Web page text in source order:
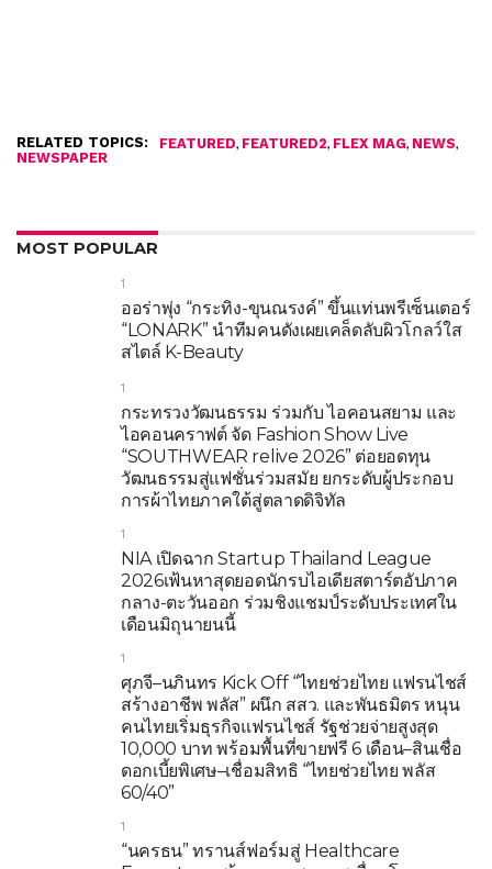
RELATED TOPICS: FEATURED, FEATURED2, FLEX MAG, NEWS,
NEWSPAPER
MOST POPULAR
1
ออร่าพุ่ง “กระทิง-ขุนณรงค์” ขึ้นแท่นพรีเซ็นเตอร์
“LONARK” นำทีมคนดังเผยเคล็ดลับผิวโกลว์ใส
สไตล์ K-Beauty
1
กระทรวงวัฒนธรรม ร่วมกับ ไอคอนสยาม และ
ไอคอนคราฟต์ จัด Fashion Show Live
“SOUTHWEAR relive 2026” ต่อยอดทุน
วัฒนธรรมสู่แฟชั่นร่วมสมัย ยกระดับผู้ประกอบ
การผ้าไทยภาคใต้สู่ตลาดดิจิทัล
1
NIA เปิดฉาก Startup Thailand League
2026เฟ้นหาสุดยอดนักรบไอเดียสตาร์ตอัปภาค
กลาง-ตะวันออก ร่วมชิงแชมป์ระดับประเทศใน
เดือนมิถุนายนนี้
1
ศุภจี–นภินทร Kick Off “ไทยช่วยไทย แฟรนไชส์
สร้างอาชีพ พลัส” ผนึก สสว. และพันธมิตร หนุน
คนไทยเริ่มธุรกิจแฟรนไชส์ รัฐช่วยจ่ายสูงสุด
10,000 บาท พร้อมพื้นที่ขายฟรี 6 เดือน–สินเชื่อ
ดอกเบี้ยพิเศษ–เชื่อมสิทธิ “ไทยช่วยไทย พลัส
60/40”
1
“นครธน” ทรานส์ฟอร์มสู่ Healthcare